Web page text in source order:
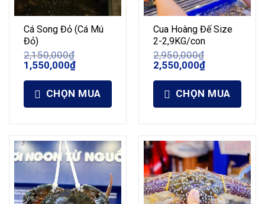
Cá Song Đỏ (Cá Mú
Đỏ)
2,150,000₫
Giá
gốc
là:
1,550,000₫Giá
tại
1,550,000₫.
CHỌN MUA
Cua Hoàng Đế Size
2-2,9KG/con
2,950,000₫
Giá
gốc
là:
2,550,000₫Giá
tại
2,550,000₫.
CHỌN MUA